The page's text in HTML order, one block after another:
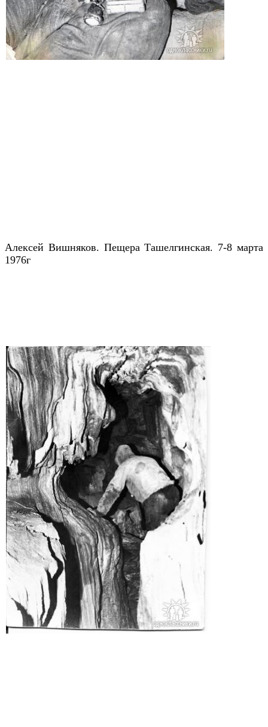
Алексей Вишняков. Пещера Ташелгинская. 7-8 марта
1976г